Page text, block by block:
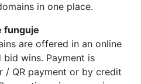
in one place.
funguje
are offered in an online
wins. Payment is
/ QR payment or by credit